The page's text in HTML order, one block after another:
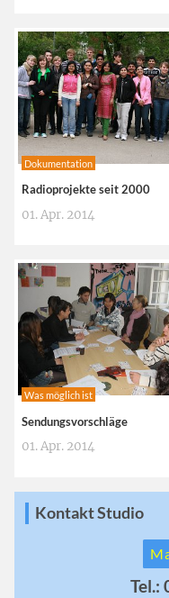
Dokumentation
Radioprojekte seit 2000
01. Apr. 2014
Was möglich ist
Sendungsvorschläge
01. Apr. 2014
Kontakt Studio
Tel.: